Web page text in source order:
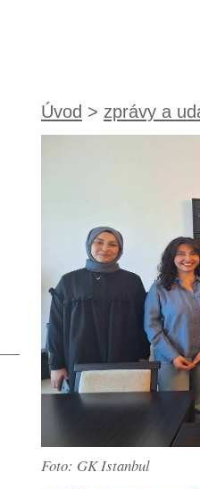
Úvod > zprávy a
Foto: GK Istanbul